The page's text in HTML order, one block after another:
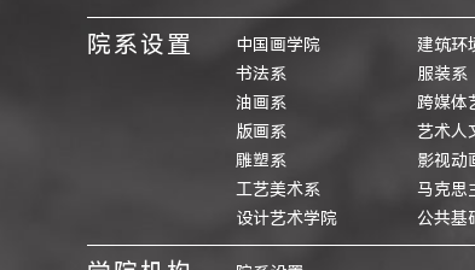
院系设置
中国画学院
书法系
油画系
版画系
雕塑系
工艺美术系
设计艺术学院
建筑环
服装系
跨媒体
艺术人
影视动
马克思
公共基